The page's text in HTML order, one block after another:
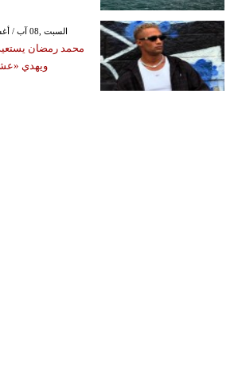
GMT 06:52 2026 السبت ,08 آب / أغسطس
محمد رمضان
ويهدي